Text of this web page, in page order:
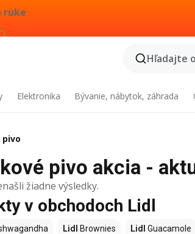
ruke
Hľadajte
Elektronika Bývanie, nábytok, záhrada
pivo
pivo akcia -
žiadne výsledky.
v obchodoch Lidl
Lidl Brownies Lidl Guacamole